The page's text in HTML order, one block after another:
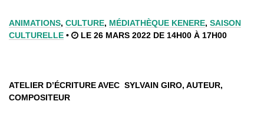
ANIMATIONS, CULTURE, MÉDIATHÈQUE KENERE, SAISON
CULTURELLE • LE 26 MARS 2022 DE 14H00 À 17H00
ATELIER D’ÉCRITURE AVEC SYLVAIN GIRO, AUTEUR,
COMPOSITEUR